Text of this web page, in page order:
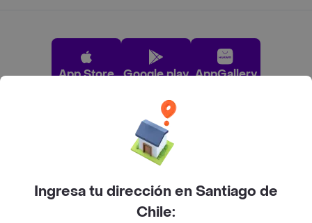
App Store Google play AppGallery
Pide tu comida favorita cerca de ti
Categorías
Ingresa tu dirección en Santiago de
Chile: